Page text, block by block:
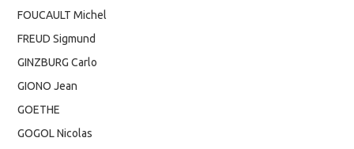
FOUCAULT Michel
FREUD Sigmund
GINZBURG Carlo
GIONO Jean
GOETHE
GOGOL Nicolas